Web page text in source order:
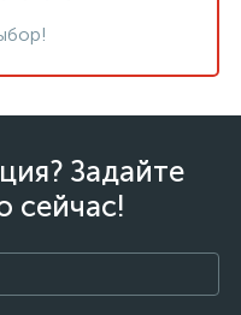
Задайте
сейчас!